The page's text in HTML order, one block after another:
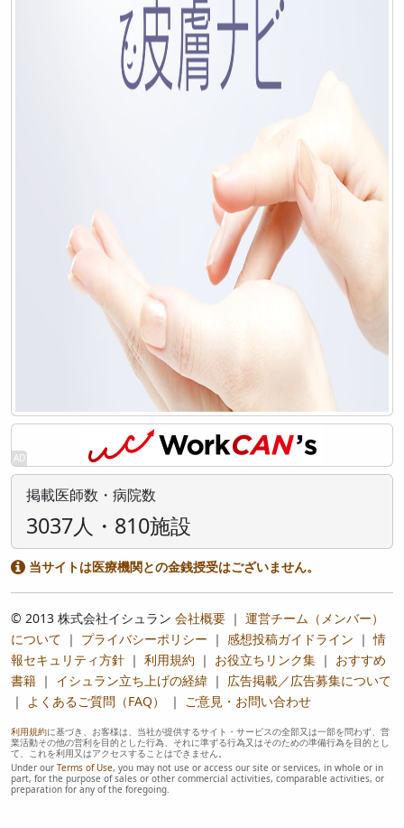
掲載医師数・病院数
3037人・810施設
当サイトは医療機関との金銭授受はございません。
© 2013 株式会社イシュラン 会社概要 ｜ 運営チーム（メンバー）
について ｜ プライバシーポリシー ｜ 感想投稿ガイドライン ｜情
報セキュリティ方針 ｜ 利用規約 ｜ お役立ちリンク集 ｜ おすすめ
書籍 ｜ イシュラン立ち上げの経緯 ｜ 広告掲載／広告募集について
｜ よくあるご質問（FAQ） ｜ ご意見・お問い合わせ
利用規約に基づき、お客様は、当社が提供するサイト・サービスの全部又は一部を問わず、営
業活動その他の営利を目的とした行為、それに準ずる行為又はそのための準備行為を目的とし
て、これを利用又はアクセスすることはできません。
Under our Terms of Use, you may not use or access our site or services, in whole or in
part, for the purpose of sales or other commercial activities, comparable activities, or
preparation for any of the foregoing.